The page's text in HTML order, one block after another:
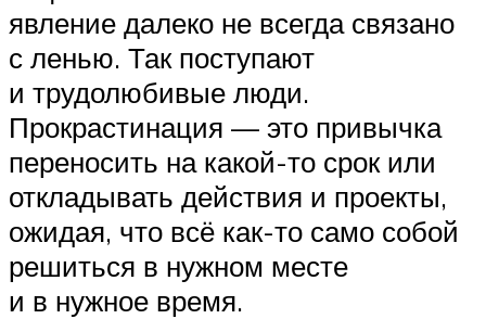
явление далеко не всегда связано
с ленью. Так поступают
и трудолюбивые люди.
Прокрастинация — это привычка
переносить на какой-то срок или
откладывать действия и проекты,
ожидая, что всё как-то само собой
решиться в нужном месте
и в нужное время.